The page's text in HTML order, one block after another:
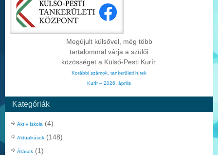
Megújult külsővel, még több
tartalommal várja a szülői
közösséget a Külső-Pesti Kurír.
Korábbi számok, tankerületi hírek
Kurír – 2026. április
Kategóriák
Aktív Iskola (4)
Aktualitások (148)
Állások (1)